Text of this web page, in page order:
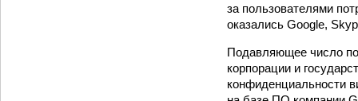
за пользователями
оказались Google,
Подавляющее число
корпорации и
конфиденциальности